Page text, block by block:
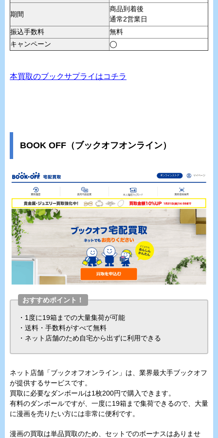
期間
商品到着後
通常2営業日
振込手数料
無料
キャンペーン
◯
本買取のブックサプライはコチラ
BOOK OFF（ブックオフオンライン）
おすすめポイント！
・1度に19箱までの大量集荷が可能
・送料・手数料がすべて無料
・ネット店舗のため自宅から出ずに利用できる
ネット店舗「ブックオフオンライン」は、業界最大手ブックオフ
が提供するサービスです。
買取に必要なダンボールは1枚200円で購入できます。
有料のダンボールですが、一度に19箱まで集荷できるので、大量
に漫画を売りたい方には非常に便利です。
漫画の買取は単品買取のため、セットでのボーナスはありませ